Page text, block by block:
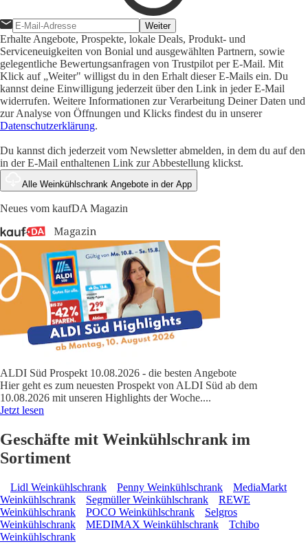
Weiter
Erhalte Angebote, Prospekte, lokale Deals, Produkt- und
Serviceneuigkeiten von Bonial und ausgewählten Partnern, sowie
gelegentliche Bewertungsanfragen von Trustpilot per E-Mail. Mit
Klick auf „Weiter" willigst du in den Erhalt dieser E-Mails ein. Du
kannst deine Einwilligung jederzeit über den Link in jeder E-Mail
widerrufen. Weitere Informationen zur Verarbeitung Deiner Daten und
zur Analyse von Öffnungen und Klicks findest du in unserer
Datenschutzerklärung.
Du kannst dich jederzeit vom Newsletter abmelden, in dem du auf den
in der E-Mail enthaltenen Link zur Abbestellung klickst.
Alle Weinkühlschrank Angebote in der App
Neues vom kaufDA Magazin
ALDI Süd Prospekt 10.08.2026 - die besten Angebote
Hier geht es zum neuesten Prospekt von ALDI Süd ab dem
10.08.2026 mit unseren Highlights der Woche....
Jetzt lesen
Geschäfte mit Weinkühlschrank im
Sortiment
Lidl Weinkühlschrank Penny Weinkühlschrank
MediaMarkt
Weinkühlschrank
Segmüller Weinkühlschrank
REWE
Weinkühlschrank
POCO Weinkühlschrank
Selgros
Weinkühlschrank
MEDIMAX Weinkühlschrank
Tchibo
Weinkühlschrank